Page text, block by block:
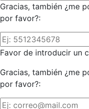
Gracias, también ¿me
por favor?:
Favor de introducir un
Gracias, también ¿me
por favor?: